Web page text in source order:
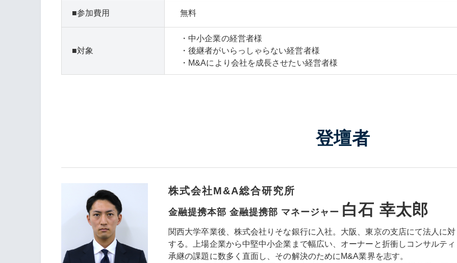
参加費用 無料
対象
・中小企業の経営者様
・後継者がいらっしゃらない経営者様
・M&Aにより会社を成長させたい経営者様
登壇者
株式会社M&A総合研究所
金融提携本部 金融提携部 マネージャー 白石 幸太郎
関西大学卒業後、株式会社りそな銀行に入社。大阪、東京の支店にて法人に
する。上場企業から中堅中小企業まで幅広い、オーナーと折衝しコンサルテ
承継の課題に数多く直面し、その解決のためにM&A業界を志す。